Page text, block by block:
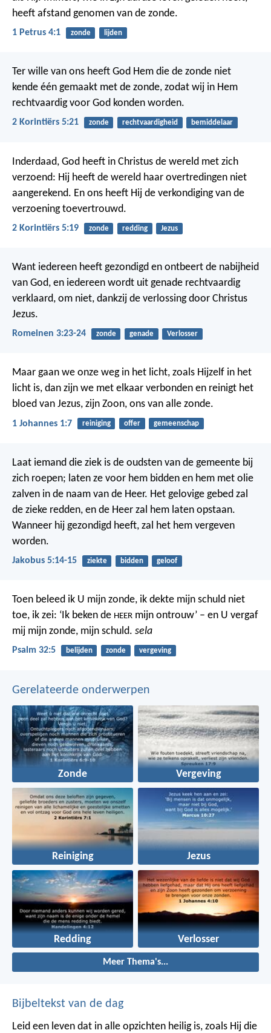
heeft afstand genomen van de zonde.
1 Petrus 4:1 zonde lijden
Ter wille van ons heeft God Hem die de zonde niet
kende één gemaakt met de zonde, zodat wij in Hem
rechtvaardig voor God konden worden.
2 Korintiërs 5:21 zonde rechtvaardigheid bemiddelaar
Inderdaad, God heeft in Christus de wereld met zich
verzoend: Hij heeft de wereld haar overtredingen niet
aangerekend. En ons heeft Hij de verkondiging van de
verzoening toevertrouwd.
2 Korintiërs 5:19 zonde redding Jezus
Want iedereen heeft gezondigd en ontbeert de nabijheid
van God, en iedereen wordt uit genade rechtvaardig
verklaard, om niet, dankzij de verlossing door Christus
Jezus.
Romeinen 3:23-24 zonde genade Verlosser
Maar gaan we onze weg in het licht, zoals Hijzelf in het
licht is, dan zijn we met elkaar verbonden en reinigt het
bloed van Jezus, zijn Zoon, ons van alle zonde.
1 Johannes 1:7 reiniging offer gemeenschap
Laat iemand die ziek is de oudsten van de gemeente bij
zich roepen; laten ze voor hem bidden en hem met olie
zalven in de naam van de Heer. Het gelovige gebed zal
de zieke redden, en de Heer zal hem laten opstaan.
Wanneer hij gezondigd heeft, zal het hem vergeven
worden.
Jakobus 5:14-15 ziekte bidden geloof
Toen beleed ik U mijn zonde, ik dekte mijn schuld niet
toe, ik zei: ‘Ik beken de HEER mijn ontrouw’ – en U vergaf
mij mijn zonde, mijn schuld. sela
Psalm 32:5 belijden zonde vergeving
Gerelateerde onderwerpen
Zonde Vergeving
Reiniging Jezus
Redding Verlosser
Meer Thema's...
Bijbeltekst van de dag
Leid een leven dat in alle opzichten heilig is, zoals Hij die